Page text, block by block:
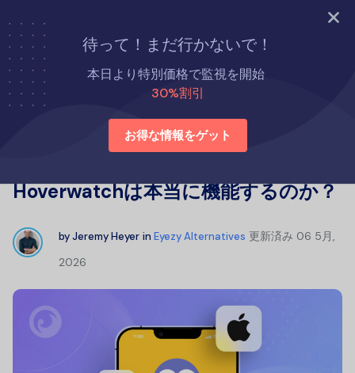
今すぐ試す
待って！まだ行かないで！
本日より特別価格で監視を開始
30%割引
お得な情報をゲット
ホーム
Eyezyの代替品
Hoverwatchレビュー2026：Hoverwatchは本当に機能するの
か？
Hoverwatchは本当に機能するのか？
byJeremy Heyer in Eyezy Alternatives 更新済み 06 5月,
2026